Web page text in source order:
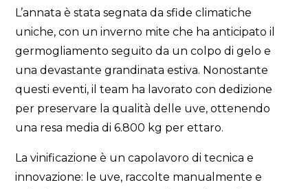
L’annata è stata segnata da sfide climatiche
uniche, con un inverno mite che ha anticipato il
germogliamento seguito da un colpo di gelo e
una devastante grandinata estiva. Nonostante
questi eventi, il team ha lavorato con dedizione
per preservare la qualità delle uve, ottenendo
una resa media di 6.800 kg per ettaro.
La vinificazione è un capolavoro di tecnica e
innovazione: le uve, raccolte manualmente e